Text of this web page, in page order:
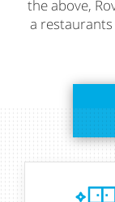
the above,
a restaurants